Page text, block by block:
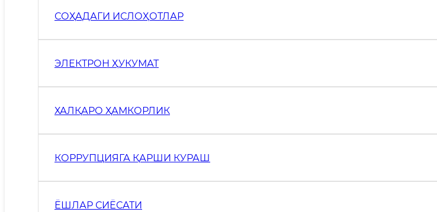
СОҲАДАГИ ИСЛОҲОТЛАР
ЭЛЕКТРОН ҲУКУМАТ
ХАЛҚАРО ҲАМКОРЛИК
КОРРУПЦИЯГА ҚАРШИ КУРАШ
ЁШЛАР СИЁСАТИ